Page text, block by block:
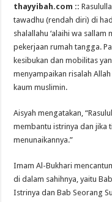
thayyibah.com ::
tawadhu (rendah diri) di
shalallahu ‘alaihi wa
pekerjaan rumah tangga.
kesibukan dan mobilitas
menyampaikan risalah
kaum muslimin.
Aisyah mengatakan,
membantu istrinya dan jika
menunaikannya.”
Imam Al-Bukhari
di dalam sahihnya, yaitu
Istrinya dan Bab Seorang